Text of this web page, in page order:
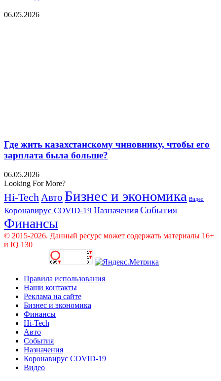
06.05.2026
Где жить казахстанскому чиновнику, чтобы его
зарплата была больше?
06.05.2026
Looking For More?
Hi-Tech Авто Бизнес и экономика Видео
Коронавирус COVID-19 Назначения События
Финансы
© 2015-2026. Данный ресурс может содержать материалы 16+
и IQ 130
Правила использования
Наши контакты
Реклама на сайте
Бизнес и экономика
Финансы
Hi-Tech
Авто
События
Назначения
Коронавирус COVID-19
Видео